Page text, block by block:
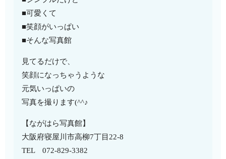
■可愛くて
■笑顔がいっぱい
■そんな写真館
見てるだけで、
笑顔になっちゃうような
元気いっぱいの
写真を撮ります(^^♪
【ながはら写真館】
大阪府寝屋川市高柳7丁目22-8
TEL 072-829-3382